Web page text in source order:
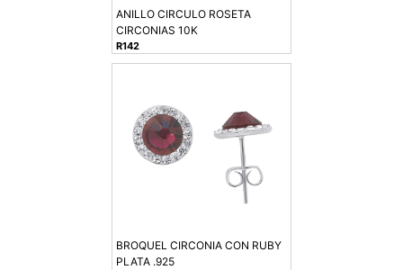
ANILLO CIRCULO ROSETA
CIRCONIAS 10K
R142
BROQUEL CIRCONIA CON RUBY
PLATA .925